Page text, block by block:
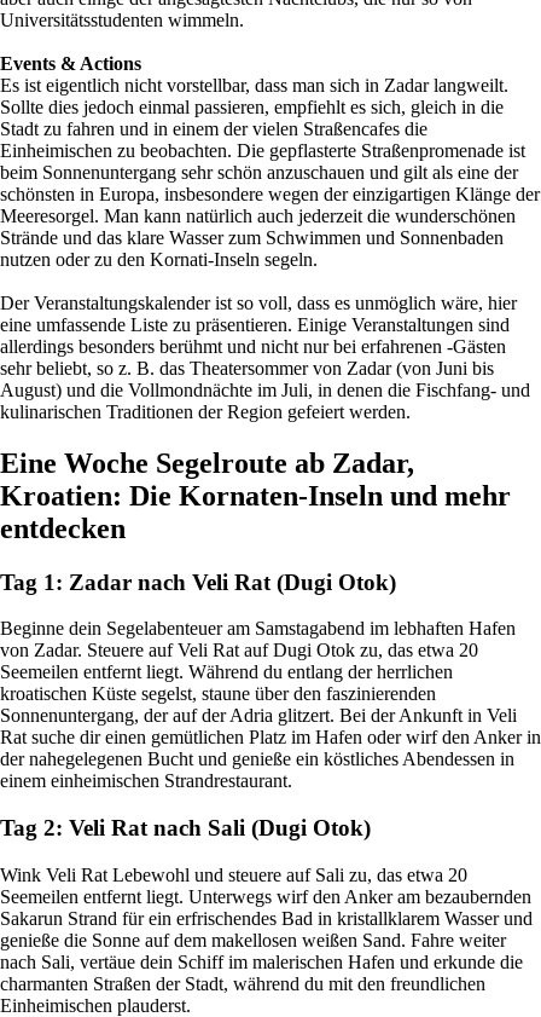
Universitätsstudenten wimmeln.
Events & Actions
Es ist eigentlich nicht vorstellbar, dass man sich in Zadar langweilt.
Sollte dies jedoch einmal passieren, empfiehlt es sich, gleich in die
Stadt zu fahren und in einem der vielen Straßencafes die
Einheimischen zu beobachten. Die gepflasterte Straßenpromenade ist
beim Sonnenuntergang sehr schön anzuschauen und gilt als eine der
schönsten in Europa, insbesondere wegen der einzigartigen Klänge der
Meeresorgel. Man kann natürlich auch jederzeit die wunderschönen
Strände und das klare Wasser zum Schwimmen und Sonnenbaden
nutzen oder zu den Kornati-Inseln segeln.
Der Veranstaltungskalender ist so voll, dass es unmöglich wäre, hier
eine umfassende Liste zu präsentieren. Einige Veranstaltungen sind
allerdings besonders berühmt und nicht nur bei erfahrenen -Gästen
sehr beliebt, so z. B. das Theatersommer von Zadar (von Juni bis
August) und die Vollmondnächte im Juli, in denen die Fischfang- und
kulinarischen Traditionen der Region gefeiert werden.
Eine Woche Segelroute ab Zadar,
Kroatien: Die Kornaten-Inseln und mehr
entdecken
Tag 1: Zadar nach Veli Rat (Dugi Otok)
Beginne dein Segelabenteuer am Samstagabend im lebhaften Hafen
von Zadar. Steuere auf Veli Rat auf Dugi Otok zu, das etwa 20
Seemeilen entfernt liegt. Während du entlang der herrlichen
kroatischen Küste segelst, staune über den faszinierenden
Sonnenuntergang, der auf der Adria glitzert. Bei der Ankunft in Veli
Rat suche dir einen gemütlichen Platz im Hafen oder wirf den Anker in
der nahegelegenen Bucht und genieße ein köstliches Abendessen in
einem einheimischen Strandrestaurant.
Tag 2: Veli Rat nach Sali (Dugi Otok)
Wink Veli Rat Lebewohl und steuere auf Sali zu, das etwa 20
Seemeilen entfernt liegt. Unterwegs wirf den Anker am bezaubernden
Sakarun Strand für ein erfrischendes Bad in kristallklarem Wasser und
genieße die Sonne auf dem makellosen weißen Sand. Fahre weiter
nach Sali, vertäue dein Schiff im malerischen Hafen und erkunde die
charmanten Straßen der Stadt, während du mit den freundlichen
Einheimischen plauderst.